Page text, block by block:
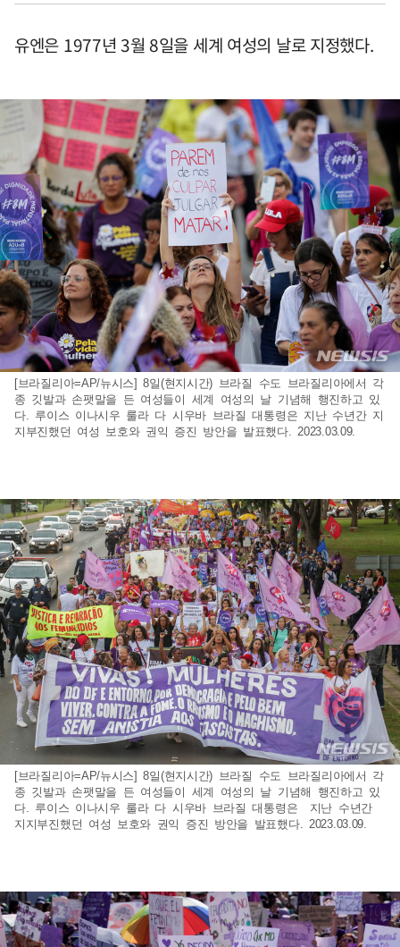
유엔은 1977년 3월 8일을 세계 여성의 날로 지정했다.
[브라질리아=AP/뉴시스] 8일(현지시간) 브라질 수도 브라질리아에서 각
종 깃발과 손팻말을 든 여성들이 세계 여성의 날 기념해 행진하고 있
다. 루이스 이나시우 룰라 다 시우바 브라질 대통령은 지난 수년간 지
지부진했던 여성 보호와 권익 증진 방안을 발표했다. 2023.03.09.
[브라질리아=AP/뉴시스] 8일(현지시간) 브라질 수도 브라질리아에서 각
종 깃발과 손팻말을 든 여성들이 세계 여성의 날 기념해 행진하고 있
다. 루이스 이나시우 룰라 다 시우바 브라질 대통령은 지난 수년간
지지부진했던 여성 보호와 권익 증진 방안을 발표했다. 2023.03.09.